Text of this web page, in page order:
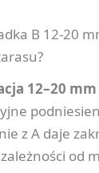
B 12-20
12–20
z A daje
od